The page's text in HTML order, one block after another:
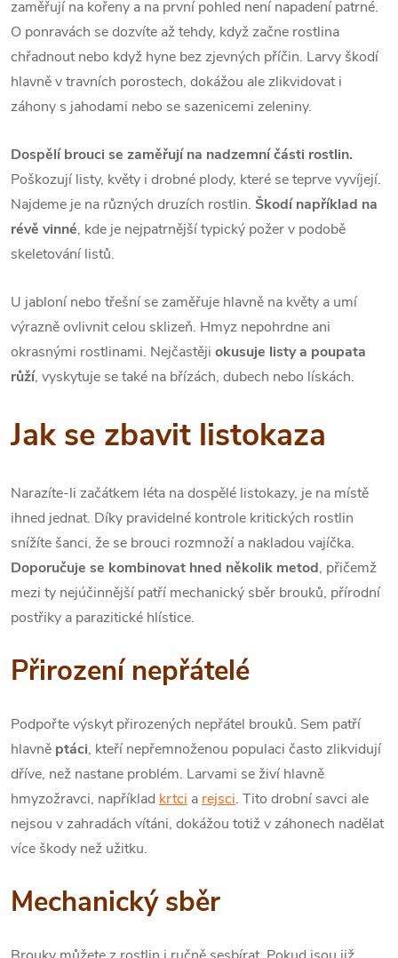
zaměřují na kořeny a na první pohled není napadení patrné.
O ponravách se dozvíte až tehdy, když začne rostlina
chřadnout nebo když hyne bez zjevných příčin. Larvy škodí
hlavně v travních porostech, dokážou ale zlikvidovat i
záhony s jahodami nebo se sazenicemi zeleniny.
Dospělí brouci se zaměřují na nadzemní části rostlin.
Poškozují listy, květy i drobné plody, které se teprve vyvíjejí.
Najdeme je na různých druzích rostlin. Škodí například na
révě vinné, kde je nejpatrnější typický požer v podobě
skeletování listů.
U jabloní nebo třešní se zaměřuje hlavně na květy a umí
výrazně ovlivnit celou sklizeň. Hmyz nepohrdne ani
okrasnými rostlinami. Nejčastěji okusuje listy a poupata
růží, vyskytuje se také na břízách, dubech nebo lískách.
Jak se zbavit listokaza
Narazíte-li začátkem léta na dospělé listokazy, je na místě
ihned jednat. Díky pravidelné kontrole kritických rostlin
snížíte šanci, že se brouci rozmnoží a nakladou vajíčka.
Doporučuje se kombinovat hned několik metod, přičemž
mezi ty nejúčinnější patří mechanický sběr brouků, přírodní
postřiky a parazitické hlístice.
Přirození nepřátelé
Podpořte výskyt přirozených nepřátel brouků. Sem patří
hlavně ptáci, kteří nepřemnoženou populaci často zlikvidují
dříve, než nastane problém. Larvami se živí hlavně
hmyzožravci, například krtci a rejsci. Tito drobní savci ale
nejsou v zahradách vítáni, dokážou totiž v záhonech nadělat
více škody než užitku.
Mechanický sběr